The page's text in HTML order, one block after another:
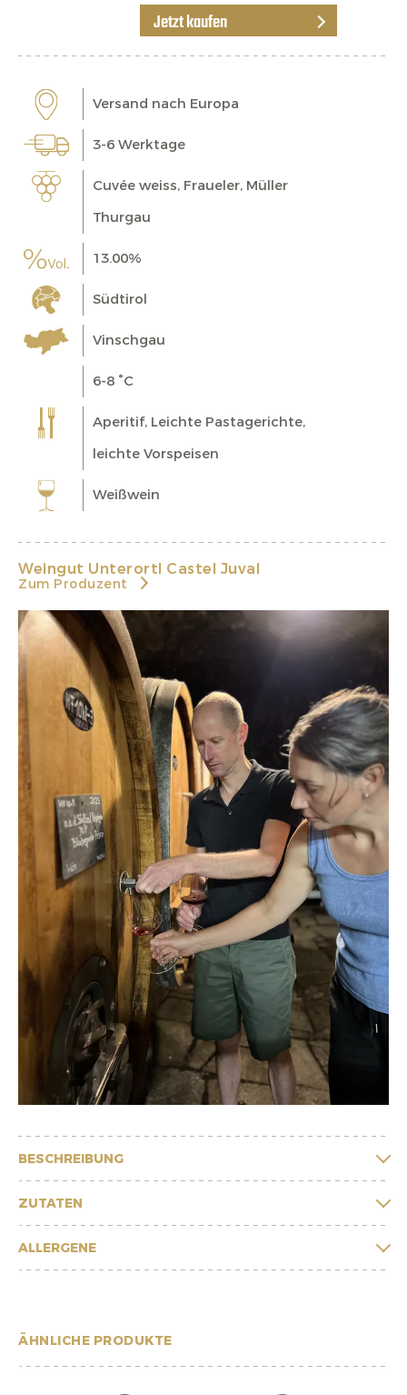
Jetzt kaufen
Versand nach Europa
3-6 Werktage
Cuvée weiss, Fraueler, Müller
Thurgau
13.00%
Südtirol
Vinschgau
6-8 °C
Aperitif, Leichte Pastagerichte,
leichte Vorspeisen
Weißwein
Weingut Unterortl Castel Juval
Zum Produzent
BESCHREIBUNG
ZUTATEN
ALLERGENE
ÄHNLICHE PRODUKTE